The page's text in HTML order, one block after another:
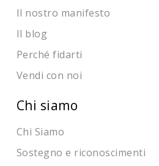
Il nostro manifesto
Il blog
Perché fidarti
Vendi con noi
Chi siamo
Chi Siamo
Sostegno e riconoscimenti